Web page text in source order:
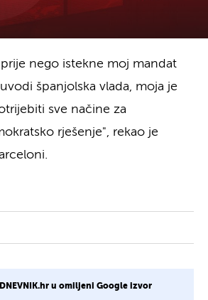
nego istekne moj mandat
španjolska vlada, moja je
sve načine za
rješenje", rekao je
u omiljeni Google izvor